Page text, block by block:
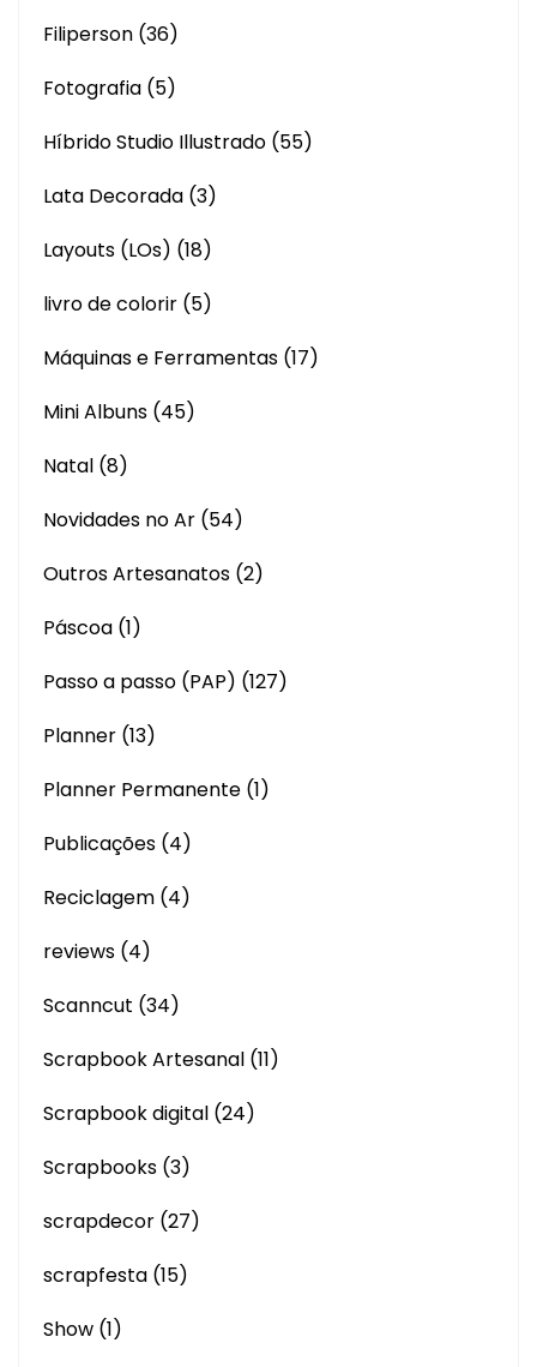
Filiperson (36)
Fotografia (5)
Híbrido Studio Illustrado (55)
Lata Decorada (3)
Layouts (LOs) (18)
livro de colorir (5)
Máquinas e Ferramentas (17)
Mini Albuns (45)
Natal (8)
Novidades no Ar (54)
Outros Artesanatos (2)
Páscoa (1)
Passo a passo (PAP) (127)
Planner (13)
Planner Permanente (1)
Publicações (4)
Reciclagem (4)
reviews (4)
Scanncut (34)
Scrapbook Artesanal (11)
Scrapbook digital (24)
Scrapbooks (3)
scrapdecor (27)
scrapfesta (15)
Show (1)